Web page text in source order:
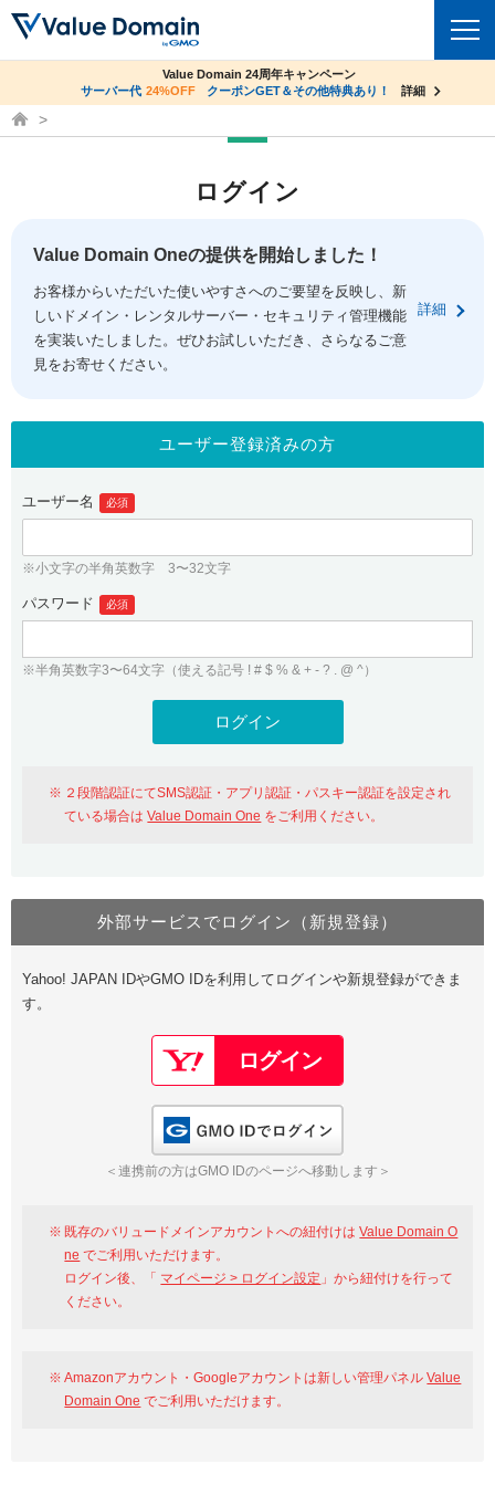
ドメイントップ
ドメイン移管
ドメイン価格一覧
ドメイン一括検索
.jpドメインオークション
gTLDオークション NEW!
.jpドメインバックオーダー
プレミアムドメイン
人気ドメインの種類
WHOIS検索
コアサーバー
バリューサーバー
XREA
セキュリティトップ
Value Domain ネットde診断
SSL証明書
サービストップ
お得意様割引
紹介制度
バリュードメインAPI
ドメイン・ホスティングOEM
facebook
ログイン
従来のバリュードメインをご利用希望の方
Value Domainにログイン
おすすめ One レンタルサーバーを含む最新の機能を使う方
Value Domain Oneにログイン
Google
GMO ID Amazon
※AmazonはValue Domain Oneのログイン画面へ遷移します
ユーザー登録
Value Domain Oneアカウント作成
以下でも登録可能
Google Yahoo!
GMO ID
co.jpドメイン✕コアサーバーV2ビジネス応援キャンペーン
サーバー料金1年間無料
詳細
Value Domain 24周年キャンペーン
サーバー代 24%OFF クーポンGET＆その他特典あり！ 詳細
ドメイン取得ならバリュードメイン
ログイン
Value Domain Oneの提供を開始しました！
お客様からいただいた使いやすさへのご要望を反映し、新
しいドメイン・レンタルサーバー・セキュリティ管理機能
を実装いたしました。ぜひお試しいただき、さらなるご意
見をお寄せください。
詳細
ユーザー登録済みの方
ユーザー名 必須
※小文字の半角英数字 3〜32文字
パスワード 必須
※半角英数字3〜64文字（使える記号 ! # $ % & + - ? . @ ^）
２段階認証にてSMS認証・アプリ認証・パスキー認証を設定され
ている場合はValue Domain One をご利用ください。
外部サービスでログイン（新規登録）
Yahoo! JAPAN IDやGMO IDを利用してログインや新規登録ができま
す。
＜連携前の方はGMO IDのページへ移動します＞
既存のバリュードメインアカウントへの紐付けはValue Domain O
ne でご利用いただけます。
ログイン後、「 マイページ > ログイン設定 」から紐付けを行って
ください。
Amazonアカウント・Googleアカウントは新しい管理パネルValue
Domain One でご利用いただけます。